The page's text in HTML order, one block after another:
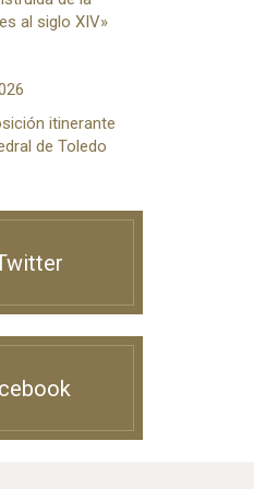
al siglo XIV»
itinerante
de Toledo